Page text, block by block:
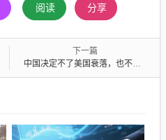
阅读 分享
下一篇
中国决定不了美国衰落，也不会因为你天天说人家衰落，人家就会真衰落